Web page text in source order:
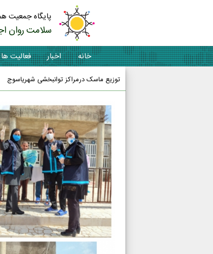
پایگاه جمعیت
سلامت روان
خانه اخبار فعالیت ها
توزیع ماسک درمراکز توانبخشی شهریاسوج